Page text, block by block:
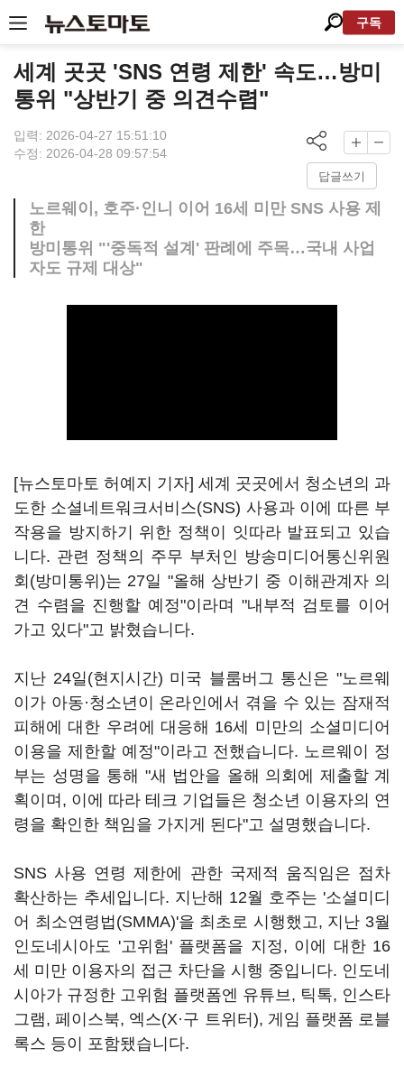
구독
세계 곳곳 'SNS 연령 제한' 속도…방미
통위 "상반기 중 의견수렴"
입력: 2026-04-27 15:51:10
수정: 2026-04-28 09:57:54
답글쓰기
노르웨이, 호주·인니 이어 16세 미만 SNS 사용 제
한
방미통위 "'중독적 설계' 판례에 주목…국내 사업
자도 규제 대상"
[뉴스토마토 허예지 기자] 세계 곳곳에서 청소년의 과
도한 소셜네트워크서비스(SNS) 사용과 이에 따른 부
작용을 방지하기 위한 정책이 잇따라 발표되고 있습
니다. 관련 정책의 주무 부처인 방송미디어통신위원
회(방미통위)는 27일 "올해 상반기 중 이해관계자 의
견 수렴을 진행할 예정"이라며 "내부적 검토를 이어
가고 있다"고 밝혔습니다.
지난 24일(현지시간) 미국 블룸버그 통신은 "노르웨
이가 아동·청소년이 온라인에서 겪을 수 있는 잠재적
피해에 대한 우려에 대응해 16세 미만의 소셜미디어
이용을 제한할 예정"이라고 전했습니다. 노르웨이 정
부는 성명을 통해 "새 법안을 올해 의회에 제출할 계
획이며, 이에 따라 테크 기업들은 청소년 이용자의 연
령을 확인한 책임을 가지게 된다"고 설명했습니다.
SNS 사용 연령 제한에 관한 국제적 움직임은 점차
확산하는 추세입니다. 지난해 12월 호주는 '소셜미디
어 최소연령법(SMMA)'을 최초로 시행했고, 지난 3월
인도네시아도 '고위험' 플랫폼을 지정, 이에 대한 16
세 미만 이용자의 접근 차단을 시행 중입니다. 인도네
시아가 규정한 고위험 플랫폼엔 유튜브, 틱톡, 인스타
그램, 페이스북, 엑스(X·구 트위터), 게임 플랫폼 로블
록스 등이 포함됐습니다.